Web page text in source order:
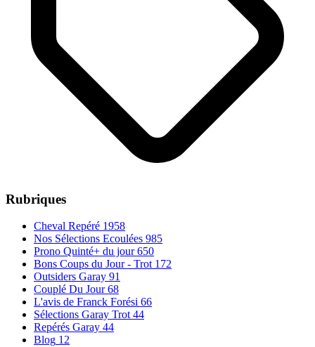
Rubriques
Cheval Repéré 1958
Nos Sélections Ecoulées 985
Prono Quinté+ du jour 650
Bons Coups du Jour - Trot 172
Outsiders Garay 91
Couplé Du Jour 68
L'avis de Franck Forési 66
Sélections Garay Trot 44
Repérés Garay 44
Blog 12